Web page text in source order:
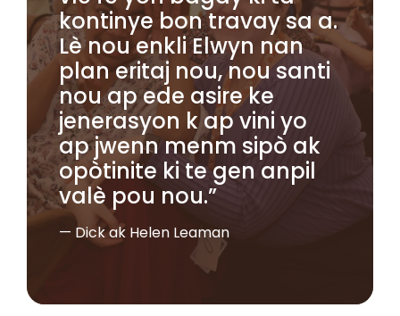
kontinye bon travay sa a.
Lè nou enkli Elwyn nan
plan eritaj nou, nou santi
nou ap ede asire ke
jenerasyon k ap vini yo
ap jwenn menm sipò ak
opòtinite ki te gen anpil
valè pou nou.”
— Dick ak Helen Leaman